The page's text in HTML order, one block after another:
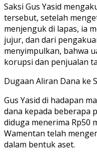
Saksi Gus Yasid
tersebut, setelah
menjenguk di lapas, ia
jujur, dan dari
menyimpulkan, bahwa
korupsi dan penjualan
Dugaan Aliran Dana ke
Gus Yasid di hadapan
dana kepada beberapa
diduga menerima Rp50
Wamentan telah
dalam bentuk aset.